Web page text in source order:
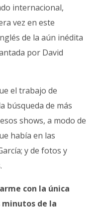
internacional,
vez en este
de la aún inédita
por David
el trabajo de
búsqueda de más
shows, a modo de
había en las
y de fotos y
con la única
de la